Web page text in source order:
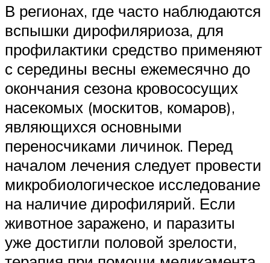
В регионах, где часто наблюдаются
вспышки дирофиляриоза, для
профилактики средство применяют
с середины весны ежемесячно до
окончания сезона кровососущих
насекомых (москитов, комаров),
являющихся основными
переносчиками личинок. Перед
началом лечения следует провести
микробиологическое исследование
на наличие дирофилярий. Если
животное заражено, и паразиты
уже достигли половой зрелости,